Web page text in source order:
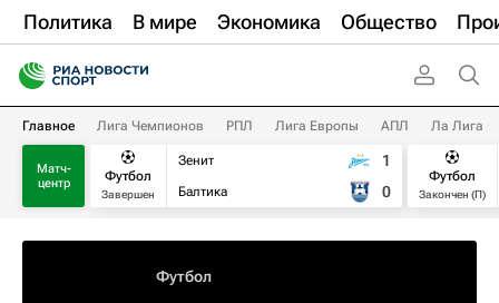
Политика В мире Экономика Общество
Главное Лига Чемпионов РПЛ Лига Европы АПЛ Ла Лига
Матч-
центр
Футбол
Завершен
Зенит
Балтика
1
0
Футбол
Закончен (П)
Футбол